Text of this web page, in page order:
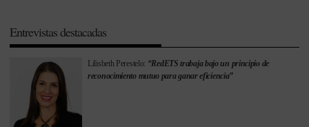
Entrevistas destacadas
Lilisbeth Perestelo: “RedETS trabaja bajo un principio de
reconocimiento mutuo para ganar eficiencia”